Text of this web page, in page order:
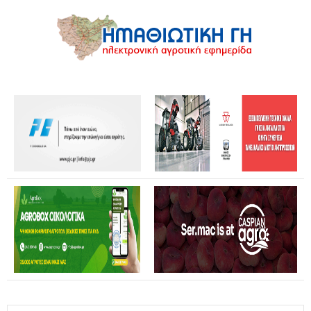
Θανάσης Καββαδάς: Θωρακίζεται όλη η χώρα απέναντι